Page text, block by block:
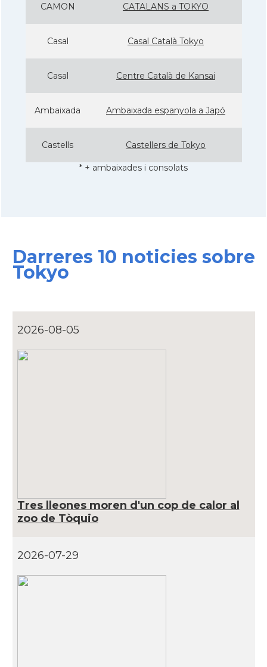
CAMON CATALANS a TOKYO
Casal Casal Català Tokyo
Casal Centre Català de Kansai
Ambaixada Ambaixada espanyola a Japó
Castells Castellers de Tokyo
* + ambaixades i consolats
Darreres 10 noticies sobre
Tokyo
2026-08-05
Tres lleones moren d'un cop de calor al
zoo de Tòquio
2026-07-29